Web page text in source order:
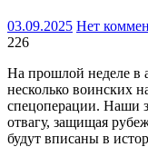
03.09.2025 Нет
226
На прошлой неделе в
несколько воинских
спецоперации. Наши
отвагу, защищая
будут вписаны в